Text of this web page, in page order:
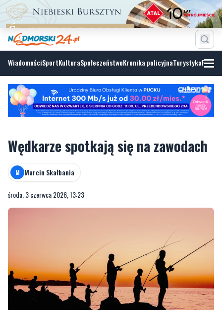
WiadomościSportKulturaSpołeczeństwoKronika policyjnaTurystyka
Wędkarze spotkają się na zawodach
M Marcin Skałbania
ZDJĘCIE POGLĄDOWE/PIXABAY